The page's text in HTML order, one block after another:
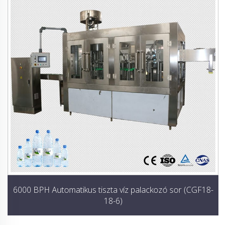
6000 BPH Automatikus tiszta víz palackozó sor (CGF18-
18-6)